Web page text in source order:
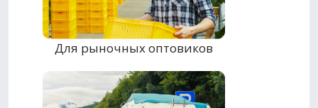
Для рыночных оптовиков